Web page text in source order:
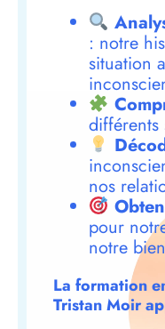
: notre
situation
différents
nos
pour
notre
La formation
Tristan Moir